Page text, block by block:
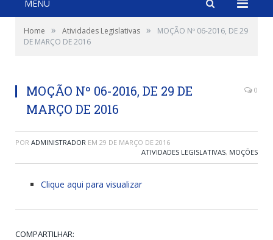
MENU
Home » Atividades Legislativas »
MOÇÃO Nº 06-2016, DE 29
DE MARÇO DE 2016
MOÇÃO Nº 06-2016, DE 29 DE
MARÇO DE 2016
0
POR ADMINISTRADOR EM 29 DE MARÇO DE 2016
ATIVIDADES LEGISLATIVAS, MOÇÕES
Clique aqui para visualizar
COMPARTILHAR: